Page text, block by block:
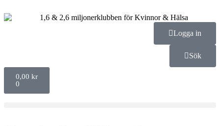
Logga in
Sök
0,00 kr
0